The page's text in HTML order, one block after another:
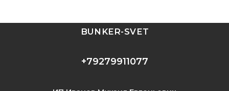
+79279911077
BUNKER-SVET